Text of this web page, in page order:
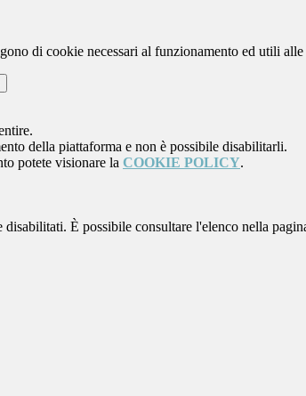
di cookie necessari al funzionamento ed utili
della piattaforma e non è possibile disabilitarli.
potete visionare la COOKIE POLICY.
È possibile consultare l'elenco nella